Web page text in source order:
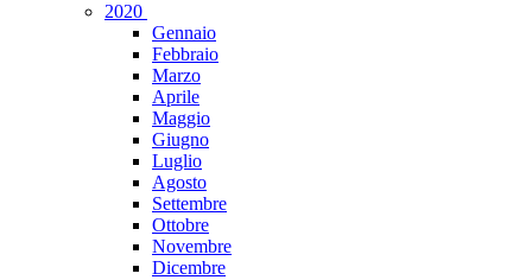
2020
Gennaio
Febbraio
Marzo
Aprile
Maggio
Giugno
Luglio
Agosto
Settembre
Ottobre
Novembre
Dicembre